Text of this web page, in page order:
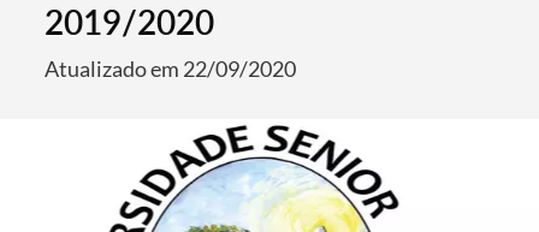
2019/2020
Atualizado em 22/09/2020